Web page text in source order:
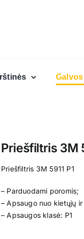
Priešfiltris 3M
Priešfiltris 3M 5911 P1
– Parduodami poromis;
– Apsaugo nuo kietųjų
– Apsaugos klasė: P1